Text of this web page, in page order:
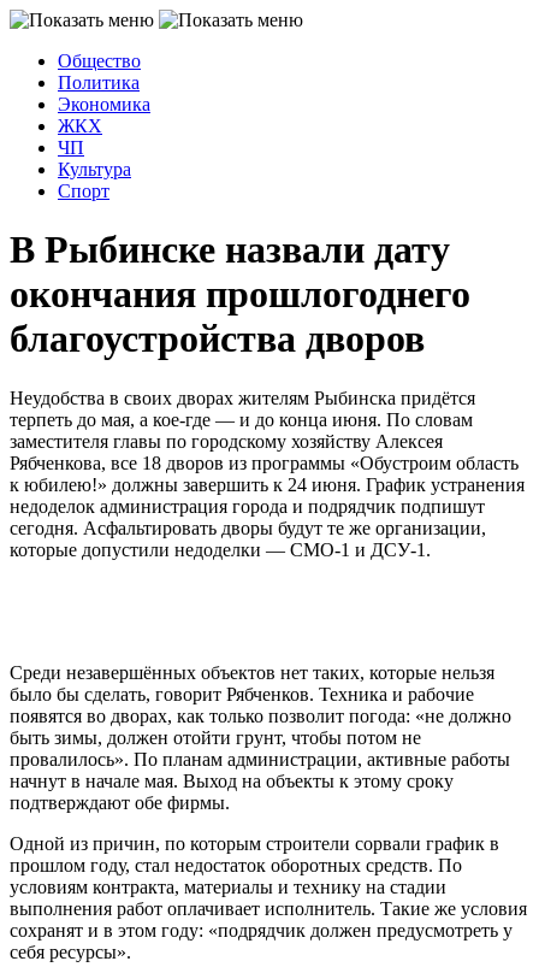
Общество
Политика
Экономика
ЖКХ
ЧП
Культура
Спорт
В Рыбинске назвали дату
окончания прошлогоднего
благоустройства дворов
Неудобства в своих дворах жителям Рыбинска придётся
терпеть до мая, а кое-где — и до конца июня. По словам
заместителя главы по городскому хозяйству Алексея
Рябченкова, все 18 дворов из программы «Обустроим область
к юбилею!» должны завершить к 24 июня. График устранения
недоделок администрация города и подрядчик подпишут
сегодня. Асфальтировать дворы будут те же организации,
которые допустили недоделки — СМО-1 и ДСУ-1.
Среди незавершённых объектов нет таких, которые нельзя
было бы сделать, говорит Рябченков. Техника и рабочие
появятся во дворах, как только позволит погода: «не должно
быть зимы, должен отойти грунт, чтобы потом не
провалилось». По планам администрации, активные работы
начнут в начале мая. Выход на объекты к этому сроку
подтверждают обе фирмы.
Одной из причин, по которым строители сорвали график в
прошлом году, стал недостаток оборотных средств. По
условиям контракта, материалы и технику на стадии
выполнения работ оплачивает исполнитель. Такие же условия
сохранят и в этом году: «подрядчик должен предусмотреть у
себя ресурсы».